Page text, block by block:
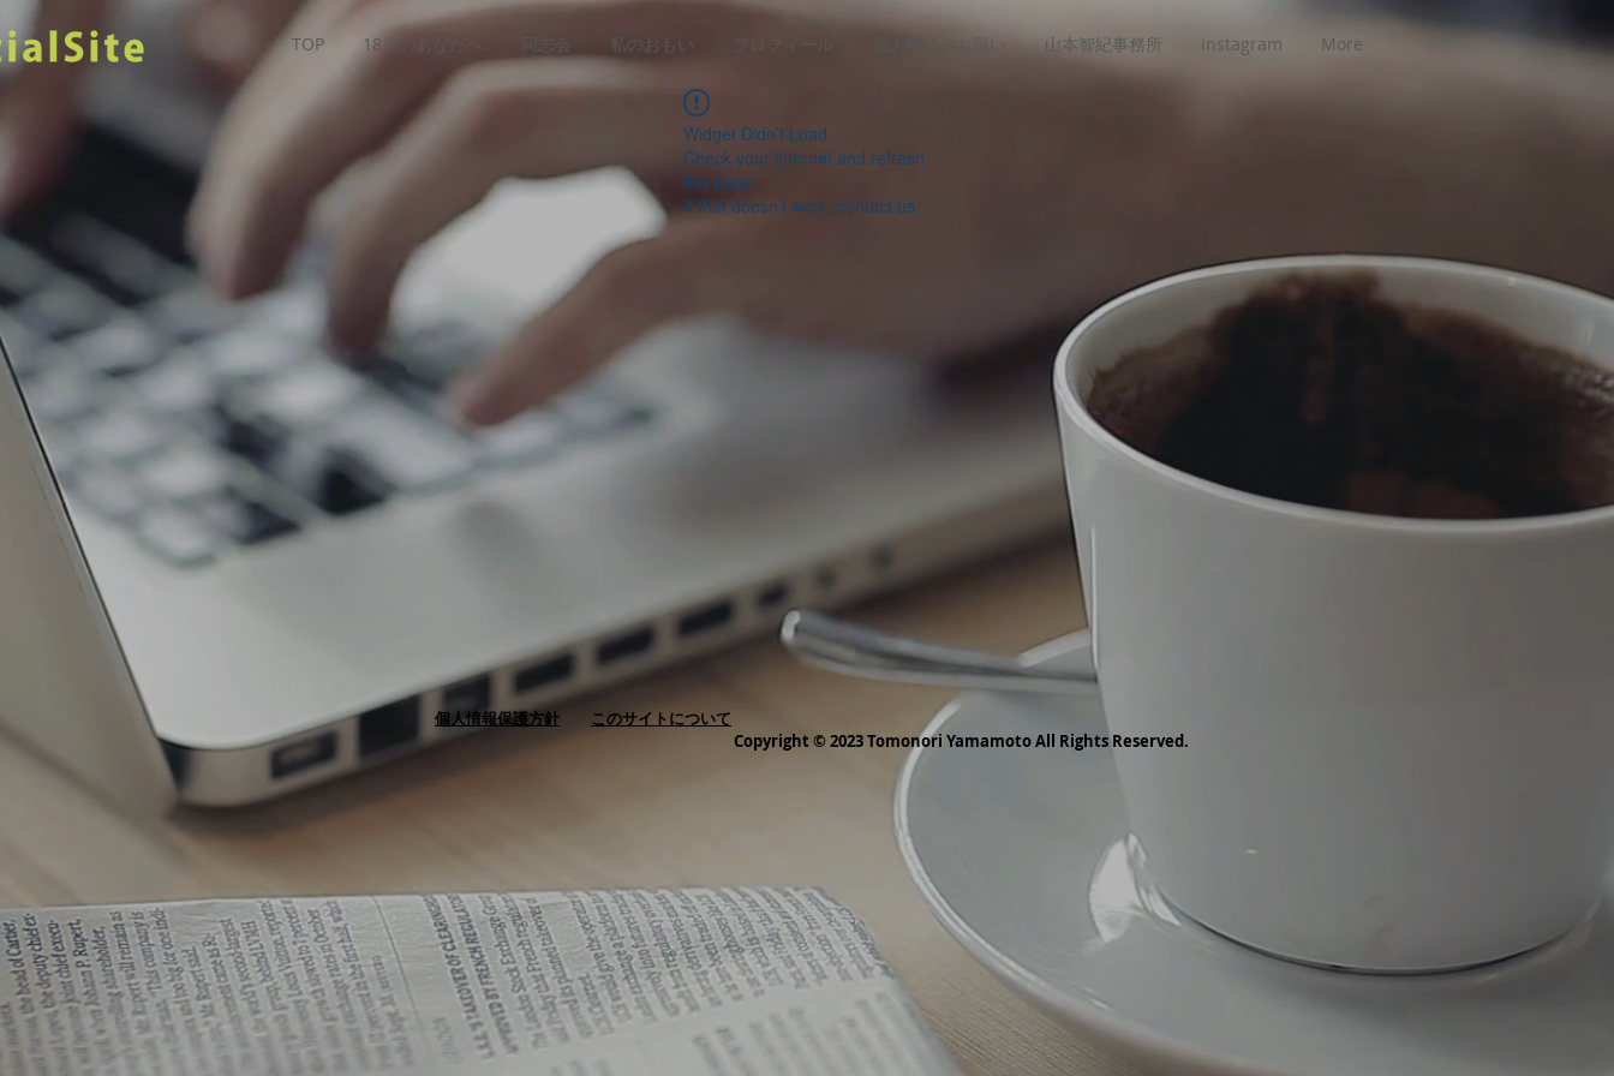
TOP 18歳のあなたへ 同志会 私のおもい プロフィール 個人献金のお願い 山本智紀事務所 instagram More
Widget Didn’t Load
Check your internet and refresh
this page.
If that doesn’t work, contact us.
個人情報保護方針
このサイトについて
Copyright © 2023 Tomonori Yamamoto All Rights Reserved.